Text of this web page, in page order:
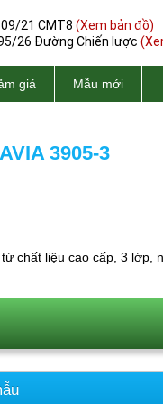
21 CMT8 (Xem bản đồ)
26 Đường Chiến lược
giá Mẫu mới
3905-3
chất liệu cao cấp, 3 lớp,